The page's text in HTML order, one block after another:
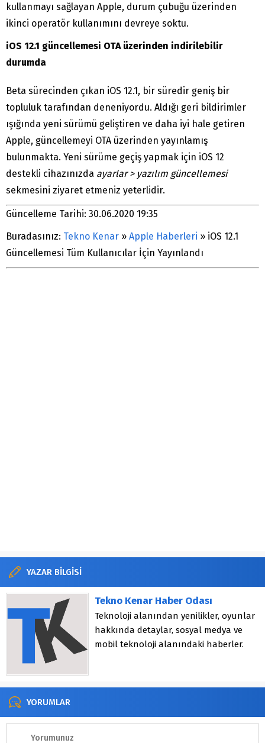
kullanmayı sağlayan Apple, durum çubuğu üzerinden
ikinci operatör kullanımını devreye soktu.
iOS 12.1 güncellemesi OTA üzerinden indirilebilir
durumda
Beta sürecinden çıkan iOS 12.1, bir süredir geniş bir
topluluk tarafından deneniyordu. Aldığı geri bildirimler
ışığında yeni sürümü geliştiren ve daha iyi hale getiren
Apple, güncellemeyi OTA üzerinden yayınlamış
bulunmakta. Yeni sürüme geçiş yapmak için iOS 12
destekli cihazınızda ayarlar > yazılım güncellemesi
sekmesini ziyaret etmeniz yeterlidir.
Güncelleme Tarihi: 30.06.2020 19:35
Buradasınız: Tekno Kenar » Apple Haberleri » iOS 12.1
Güncellemesi Tüm Kullanıcılar İçin Yayınlandı
YAZAR BİLGİSİ
Tekno Kenar Haber Odası
Teknoloji alanından yenilikler, oyunlar
hakkında detaylar, sosyal medya ve
mobil teknoloji alanındaki haberler.
YORUMLAR